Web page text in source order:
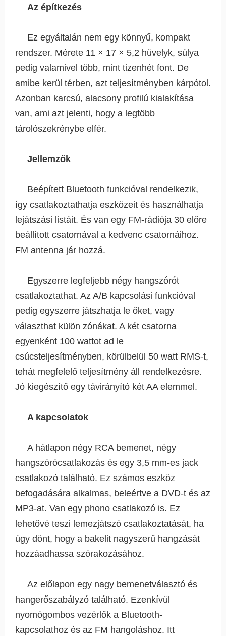
Az építkezés
Ez egyáltalán nem egy könnyű, kompakt
rendszer. Mérete 11 × 17 × 5,2 hüvelyk, súlya
pedig valamivel több, mint tizenhét font. De
amibe kerül térben, azt teljesítményben kárpótol.
Azonban karcsú, alacsony profilú kialakítása
van, ami azt jelenti, hogy a legtöbb
tárolószekrénybe elfér.
Jellemzők
Beépített Bluetooth funkcióval rendelkezik,
így csatlakoztathatja eszközeit és használhatja
lejátszási listáit. És van egy FM-rádiója 30 előre
beállított csatornával a kedvenc csatornáihoz.
FM antenna jár hozzá.
Egyszerre legfeljebb négy hangszórót
csatlakoztathat. Az A/B kapcsolási funkcióval
pedig egyszerre játszhatja le őket, vagy
választhat külön zónákat. A két csatorna
egyenként 100 wattot ad le
csúcsteljesítményben, körülbelül 50 watt RMS-t,
tehát megfelelő teljesítmény áll rendelkezésre.
Jó kiegészítő egy távirányító két AA elemmel.
A kapcsolatok
A hátlapon négy RCA bemenet, négy
hangszórócsatlakozás és egy 3,5 mm-es jack
csatlakozó található. Ez számos eszköz
befogadására alkalmas, beleértve a DVD-t és az
MP3-at. Van egy phono csatlakozó is. Ez
lehetővé teszi lemezjátszó csatlakoztatását, ha
úgy dönt, hogy a bakelit nagyszerű hangzását
hozzáadhassa szórakozásához.
Az előlapon egy nagy bemenetválasztó és
hangerőszabályzó található. Ezenkívül
nyomógombos vezérlők a Bluetooth-
kapcsolathoz és az FM hangoláshoz. Itt